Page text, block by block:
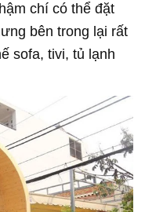
chí có thể đặt
bên trong lại rất
sofa, tivi, tủ lạnh